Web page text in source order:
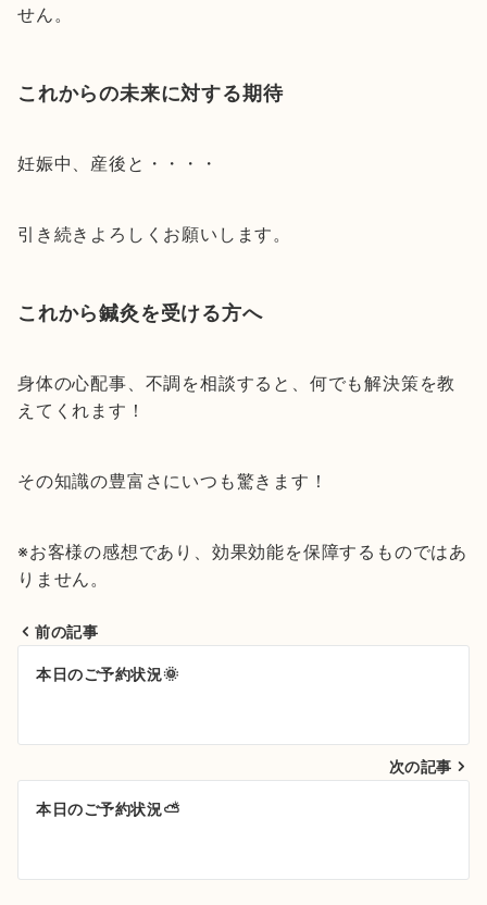
せん。
これからの未来に対する期待
妊娠中、産後と・・・・
引き続きよろしくお願いします。
これから鍼灸を受ける方へ
身体の心配事、不調を相談すると、何でも解決策を教
えてくれます！
その知識の豊富さにいつも驚きます！
※お客様の感想であり、効果効能を保障するものではあ
りません。
投
ビ
ゲ
シ
前の記事
本日のご予約状況🌞
次の記事
本日のご予約状況⛅